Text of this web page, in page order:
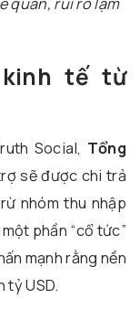
tế từ
Social, Tổng
sẽ được chi trả
nhóm thu nhập
phần “cổ tức”
mạnh rằng nền
tỷ USD.